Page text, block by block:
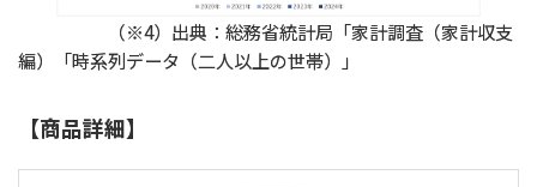
（※4）出典：総務省統計局「家計調査（家計収支
編）「時系列データ（二人以上の世帯）」
【商品詳細】